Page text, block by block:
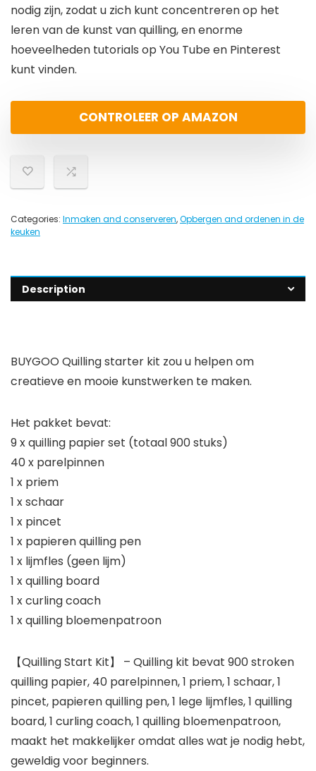
nodig zijn, zodat u zich kunt concentreren op het
leren van de kunst van quilling, en enorme
hoeveelheden tutorials op You Tube en Pinterest
kunt vinden.
CONTROLEER OP AMAZON
Categories: Inmaken and conserveren,Opbergen and ordenen in de
keuken
Description
BUYGOO Quilling starter kit zou u helpen om
creatieve en mooie kunstwerken te maken.
Het pakket bevat:
9 x quilling papier set (totaal 900 stuks)
40 x parelpinnen
1 x priem
1 x schaar
1 x pincet
1 x papieren quilling pen
1 x lijmfles (geen lijm)
1 x quilling board
1 x curling coach
1 x quilling bloemenpatroon
【Quilling Start Kit】 – Quilling kit bevat 900 stroken
quilling papier, 40 parelpinnen, 1 priem, 1 schaar, 1
pincet, papieren quilling pen, 1 lege lijmfles, 1 quilling
board, 1 curling coach, 1 quilling bloemenpatroon,
maakt het makkelijker omdat alles wat je nodig hebt,
geweldig voor beginners.